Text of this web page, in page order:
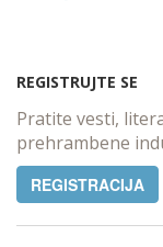
REGISTRUJTE SE
Pratite vesti,
prehrambene
REGISTRACIJA